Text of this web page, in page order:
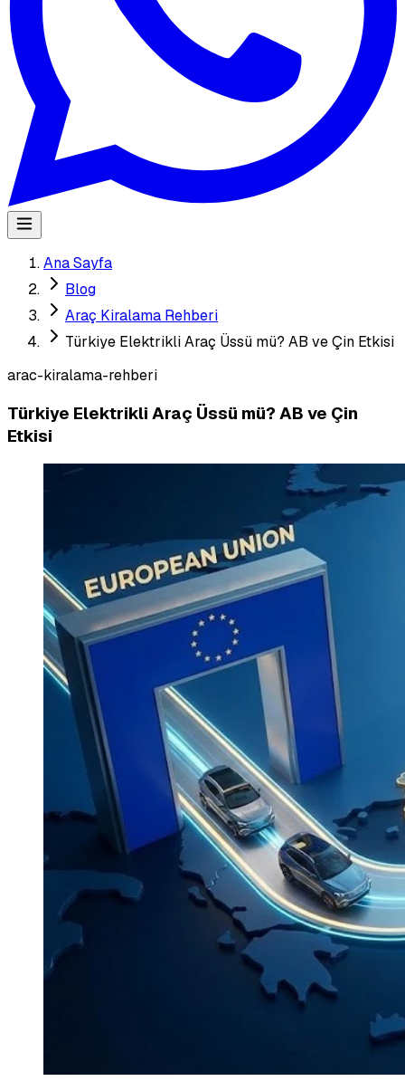
Ana Sayfa
Blog
Araç Kiralama Rehberi
Türkiye Elektrikli Araç Üssü mü? AB ve Çin Etkisi
arac-kiralama-rehberi
Türkiye Elektrikli Araç Üssü mü? AB ve Çin
Etkisi